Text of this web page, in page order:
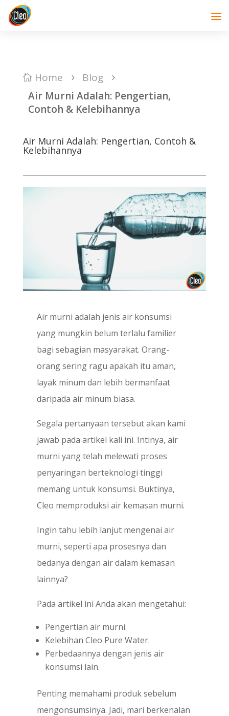
 Home 5 Blog 5
Air Murni Adalah: Pengertian,
Contoh & Kelebihannya
Air Murni Adalah: Pengertian, Contoh &
Kelebihannya
Air murni adalah jenis air konsumsi
yang mungkin belum terlalu familier
bagi sebagian masyarakat. Orang-
orang sering ragu apakah itu aman,
layak minum dan lebih bermanfaat
daripada air minum biasa.
Segala pertanyaan tersebut akan kami
jawab pada artikel kali ini. Intinya, air
murni yang telah melewati proses
penyaringan berteknologi tinggi
memang untuk konsumsi. Buktinya,
Cleo memproduksi air kemasan murni.
Ingin tahu lebih lanjut mengenai air
murni, seperti apa prosesnya dan
bedanya dengan air dalam kemasan
lainnya?
Pada artikel ini Anda akan mengetahui:
Pengertian air murni.
Kelebihan Cleo Pure Water.
Perbedaannya dengan jenis air
konsumsi lain.
Penting memahami produk sebelum
mengonsumsinya. Jadi, mari berkenalan